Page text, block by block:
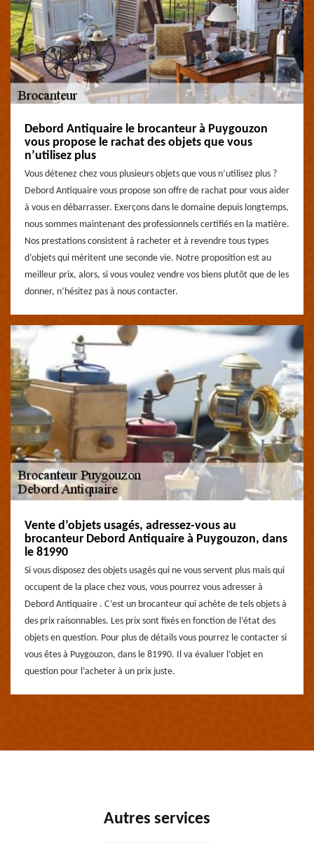
Debord Antiquaire le brocanteur à Puygouzon
vous propose le rachat des objets que vous
n’utilisez plus
Vous détenez chez vous plusieurs objets que vous n’utilisez plus ?
Debord Antiquaire vous propose son offre de rachat pour vous aider
à vous en débarrasser. Exerçons dans le domaine depuis longtemps,
nous sommes maintenant des professionnels certifiés en la matière.
Nos prestations consistent à racheter et à revendre tous types
d’objets qui méritent une seconde vie. Notre proposition est au
meilleur prix, alors, si vous voulez vendre vos biens plutôt que de les
donner, n’hésitez pas à nous contacter.
Vente d’objets usagés, adressez-vous au
brocanteur Debord Antiquaire à Puygouzon, dans
le 81990
Si vous disposez des objets usagés qui ne vous servent plus mais qui
occupent de la place chez vous, vous pourrez vous adresser à
Debord Antiquaire . C’est un brocanteur qui achète de tels objets à
des prix raisonnables. Les prix sont fixés en fonction de l’état des
objets en question. Pour plus de détails vous pourrez le contacter si
vous êtes à Puygouzon, dans le 81990. Il va évaluer l’objet en
question pour l’acheter à un prix juste.
Autres services